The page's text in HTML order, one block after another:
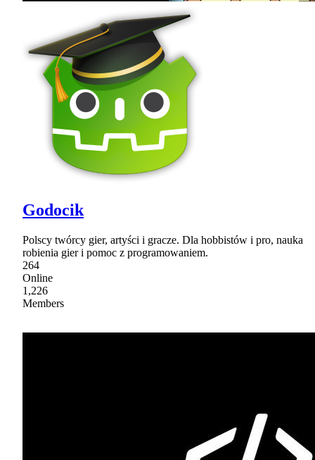
Godocik
Polscy twórcy gier, artyści i gracze. Dla hobbistów i pro, nauka
robienia gier i pomoc z programowaniem.
264
Online
1,226
Members